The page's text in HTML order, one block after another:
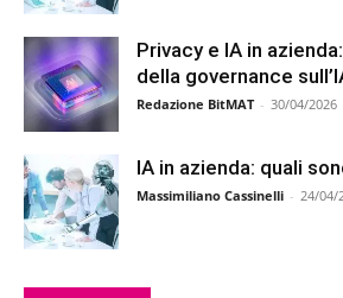
Privacy e IA in
della governance
Redazione BitMAT - 30/04/2026
IA in azienda: quali
Massimiliano Cassinelli - 24/04/